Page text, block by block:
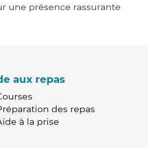
une présence rassurante
aux repas
des repas
à la prise